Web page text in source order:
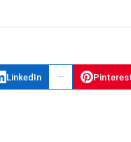
LinkedIn